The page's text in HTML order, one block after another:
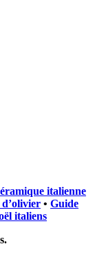
italienne
• Guide
italiens